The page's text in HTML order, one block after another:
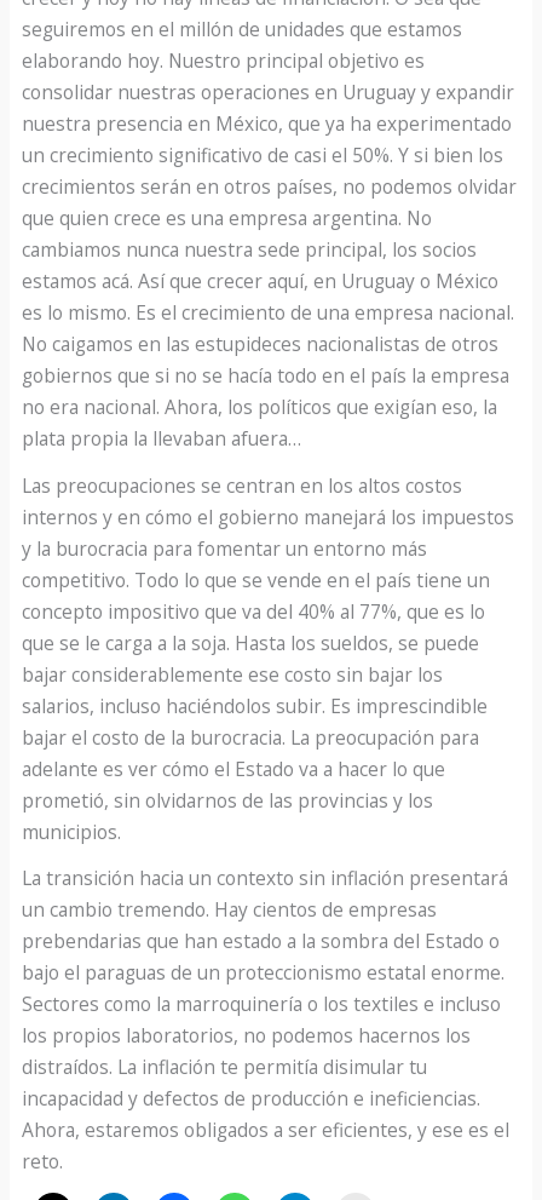
seguiremos en el millón de unidades que estamos
elaborando hoy. Nuestro principal objetivo es
consolidar nuestras operaciones en Uruguay y expandir
nuestra presencia en México, que ya ha experimentado
un crecimiento significativo de casi el 50%. Y si bien los
crecimientos serán en otros países, no podemos olvidar
que quien crece es una empresa argentina. No
cambiamos nunca nuestra sede principal, los socios
estamos acá. Así que crecer aquí, en Uruguay o México
es lo mismo. Es el crecimiento de una empresa nacional.
No caigamos en las estupideces nacionalistas de otros
gobiernos que si no se hacía todo en el país la empresa
no era nacional. Ahora, los políticos que exigían eso, la
plata propia la llevaban afuera…
Las preocupaciones se centran en los altos costos
internos y en cómo el gobierno manejará los impuestos
y la burocracia para fomentar un entorno más
competitivo. Todo lo que se vende en el país tiene un
concepto impositivo que va del 40% al 77%, que es lo
que se le carga a la soja. Hasta los sueldos, se puede
bajar considerablemente ese costo sin bajar los
salarios, incluso haciéndolos subir. Es imprescindible
bajar el costo de la burocracia. La preocupación para
adelante es ver cómo el Estado va a hacer lo que
prometió, sin olvidarnos de las provincias y los
municipios.
La transición hacia un contexto sin inflación presentará
un cambio tremendo. Hay cientos de empresas
prebendarias que han estado a la sombra del Estado o
bajo el paraguas de un proteccionismo estatal enorme.
Sectores como la marroquinería o los textiles e incluso
los propios laboratorios, no podemos hacernos los
distraídos. La inflación te permitía disimular tu
incapacidad y defectos de producción e ineficiencias.
Ahora, estaremos obligados a ser eficientes, y ese es el
reto.